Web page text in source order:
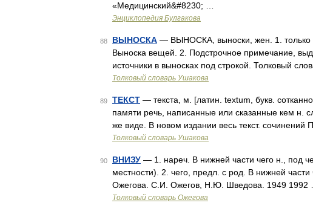
«Медицинский&#8230; …
Энциклопедия Булгакова
88 ВЫНОСКА — ВЫНОСКА, выноски, жен. 1. только
Выноска вещей. 2. Подстрочное примечание,
источники в выносках под строкой. Толковый
Толковый словарь Ушакова
89 ТЕКСТ — текста, м. [латин. textum, букв.
памяти речь, написанные или сказанные кем н.
же виде. В новом издании весь текст. сочинений
Толковый словарь Ушакова
90 ВНИЗУ — 1. нареч. В нижней части чего н., под
местности). 2. чего, предл. с род. В нижней
Ожегова. С.И. Ожегов, Н.Ю. Шведова. 1949 1992
Толковый словарь Ожегова